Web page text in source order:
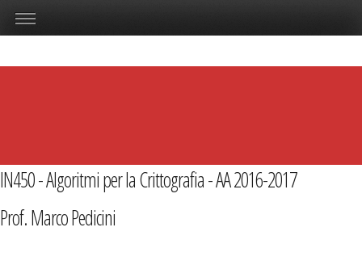
IN450 - Algoritmi per la Crittografia - AA 2016-2017
Prof. Marco Pedicini